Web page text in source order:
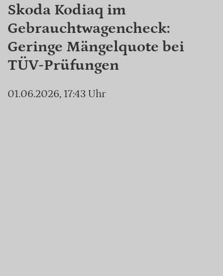
Skoda Kodiaq im
Gebrauchtwagencheck:
Geringe Mängelquote bei
TÜV-Prüfungen
01.06.2026, 17:43 Uhr